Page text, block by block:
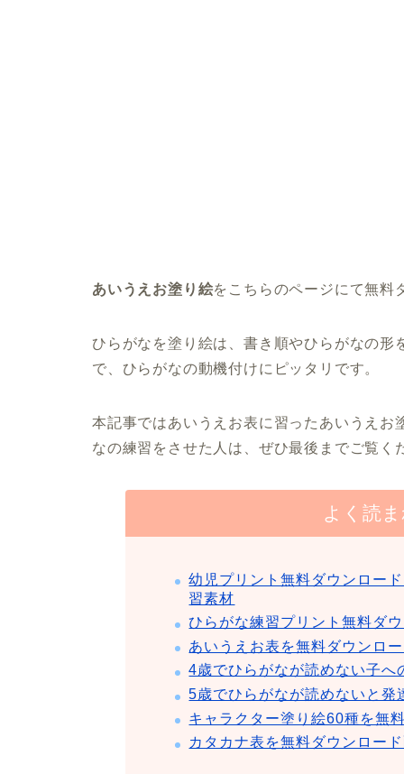
あいうえお塗り絵をこちらのページにて無料
ひらがなを塗り絵は、書き順やひらがなの
で、ひらがなの動機付けにピッタリです。
本記事ではあいうえお表に習ったあいうえ
なの練習をさせた人は、ぜひ最後までご覧く
よく読
幼児プリント無料ダウンロー
習素材
ひらがな練習プリント無料ダ
あいうえお表を無料ダウンロ
4歳でひらがなが読めない子へ
5歳でひらがなが読めないと発
キャラクター塗り絵60種を無
カタカナ表を無料ダウンロー